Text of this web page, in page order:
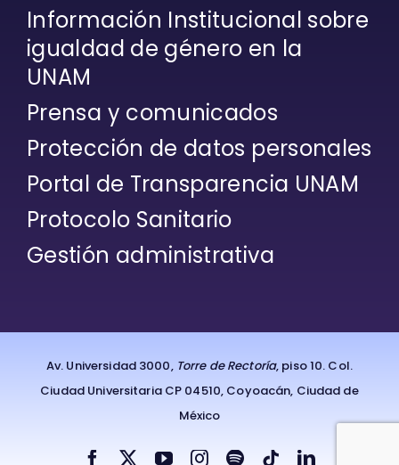
Información Institucional sobre
igualdad de género en la
UNAM
Prensa y comunicados
Protección de datos personales
Portal de Transparencia UNAM
Protocolo Sanitario
Gestión administrativa
Av. Universidad 3000, Torre de Rectoría, piso 10. Col.
Ciudad Universitaria CP 04510, Coyoacán, Ciudad de
México